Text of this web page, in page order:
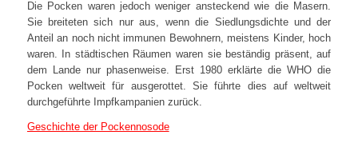
Die Pocken waren jedoch weniger ansteckend wie die Masern.
Sie breiteten sich nur aus, wenn die Siedlungsdichte und der
Anteil an noch nicht immunen Bewohnern, meistens Kinder, hoch
waren. In städtischen Räumen waren sie beständig präsent, auf
dem Lande nur phasenweise. Erst 1980 erklärte die WHO die
Pocken weltweit für ausgerottet. Sie führte dies auf weltweit
durchgeführte Impfkampanien zurück.
Geschichte der Pockennosode